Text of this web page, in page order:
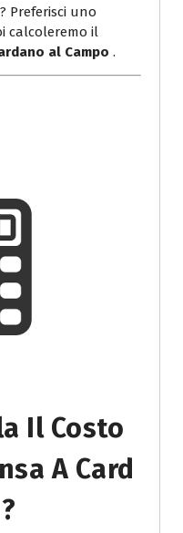
Preferisci uno
calcoleremo il
al Campo .
Il Costo
A Card